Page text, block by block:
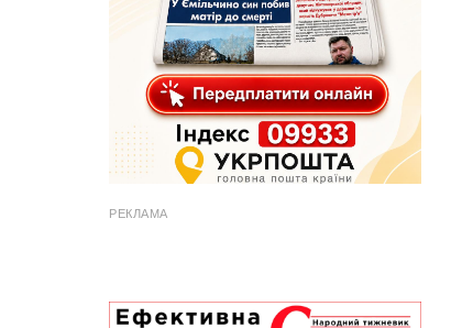
РЕКЛАМА